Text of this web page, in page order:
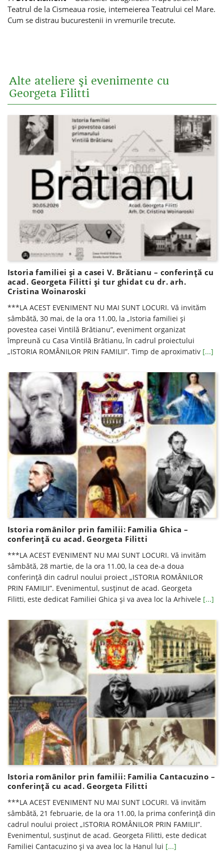
Teatrul de la Cismeaua rosie, intemeierea Teatrului cel Mare.
Cum se distrau bucurestenii in vremurile trecute.
Alte ateliere şi evenimente cu
Georgeta Filitti
Istoria familiei și a casei V. Brătianu – conferinţă cu
acad. Georgeta Filitti și tur ghidat cu dr. arh.
Cristina Woinaroski
***LA ACEST EVENIMENT NU MAI SUNT LOCURI. Vă invităm
sâmbătă, 30 mai, de la ora 11.00, la „Istoria familiei și
povestea casei Vintilă Brătianu”, eveniment organizat
împreună cu Casa Vintilă Brătianu, în cadrul proiectului
„ISTORIA ROMÂNILOR PRIN FAMILII”. Timp de aproximativ [...]
Istoria românilor prin familii: Familia Ghica –
conferinţă cu acad. Georgeta Filitti
***LA ACEST EVENIMENT NU MAI SUNT LOCURI. Vă invităm
sâmbătă, 28 martie, de la ora 11.00, la cea de-a doua
conferință din cadrul noului proiect „ISTORIA ROMÂNILOR
PRIN FAMILII”. Evenimentul, susținut de acad. Georgeta
Filitti, este dedicat Familiei Ghica și va avea loc la Arhivele [...]
Istoria românilor prin familii: Familia Cantacuzino –
conferinţă cu acad. Georgeta Filitti
***LA ACEST EVENIMENT NU MAI SUNT LOCURI. Vă invităm
sâmbătă, 21 februarie, de la ora 11.00, la prima conferință din
cadrul noului proiect „ISTORIA ROMÂNILOR PRIN FAMILII”.
Evenimentul, susținut de acad. Georgeta Filitti, este dedicat
Familiei Cantacuzino și va avea loc la Hanul lui [...]